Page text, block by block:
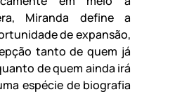
Miranda define a
de expansão,
tanto de quem já
de quem ainda irá
espécie de biografia